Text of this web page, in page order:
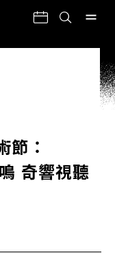
節：
奇響視聽